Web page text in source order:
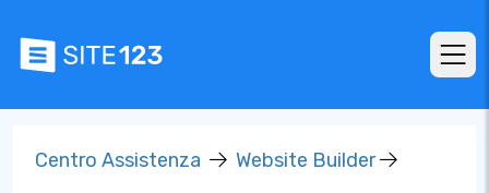
Centro Assistenza Website Builder